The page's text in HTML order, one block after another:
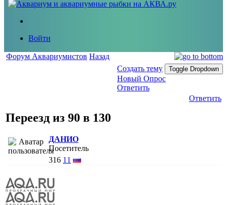
Войти
Форум Аквариумистов Назад
Создать тему
Toggle Dropdown
Новый Опрос
Ответить
Ответить
Переезд из 90 в 130
ДАНИО
Посетитель
316 11